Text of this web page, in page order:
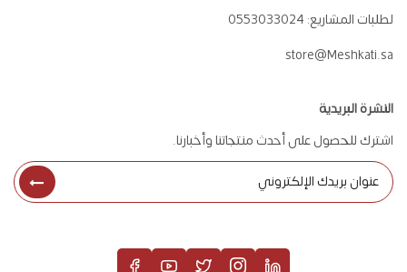
لطلبات المشاريع: 0553033024
store@Meshkati.sa
النشرة البريدية
اشترك للحصول على أحدث منتجاتنا وأخبارنا.